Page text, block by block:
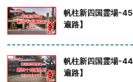
帆柱新四国霊場-
遍路】
帆柱新四国霊場-
遍路】